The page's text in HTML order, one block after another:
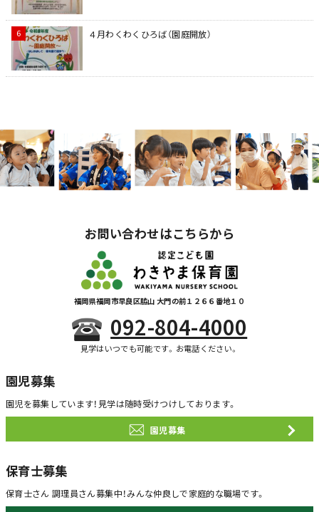
４月わくわくひろば（園庭開放）
お問い合わせはこちらから
福岡県福岡市早良区脇山 大門の前１２６６番地１０
092-804-4000
見学はいつでも可能です。お電話ください。
園児募集
園児を募集しています！ 見学は随時受けつけしております。
園児募集
保育士募集
保育士さん 調理員さん募集中！みんな仲良しで家庭的な職場です。